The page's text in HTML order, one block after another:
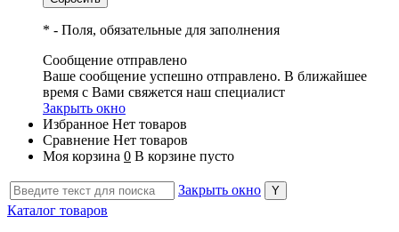
* - Поля, обязательные для заполнения
Сообщение отправлено
Ваше сообщение успешно отправлено. В ближайшее
время с Вами свяжется наш специалист
Закрыть окно
Избранное Нет товаров
Сравнение Нет товаров
Моя корзина 0 В корзине пусто
Закрыть окно
Каталог товаров